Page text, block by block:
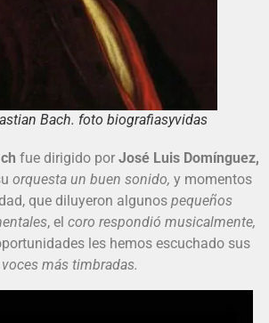
Bach. foto biografiasyvidas
fue dirigido porJosé Luis Domínguez,
orquesta un buen sonido, y momentos
que diluyeron algunos pequeños
, el coro respondió musicalmente,
les hemos escuchado sus
voces más timbradas.